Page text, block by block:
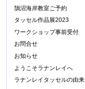
鵠沼海岸教室ご予約
タッセル作品展2023
ワークショップ事前受付
お問合せ
お知らせ
ようこそラナンレイへ
ラナンレイタッセルの由来